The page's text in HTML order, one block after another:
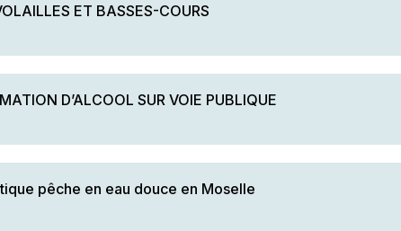
ET BASSES-COURS
D’ALCOOL SUR VOIE PUBLIQUE
pêche en eau douce en Moselle